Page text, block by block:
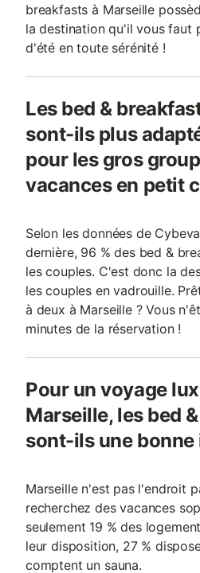
breakfasts à Marseille
la destination qu'il vous faut
d'été en toute sérénité !
Les bed &
sont-ils plus
pour les gros
vacances en petit
Selon les données de
dernière, 96 % des bed &
les couples. C'est donc la
les couples en vadrouille.
à deux à Marseille ? Vous
minutes de la réservation !
Pour un voyage
Marseille, les bed
sont-ils une bonne
Marseille n'est pas l'endroit
recherchez des vacances
seulement 19 % des
leur disposition, 27 %
comptent un sauna.